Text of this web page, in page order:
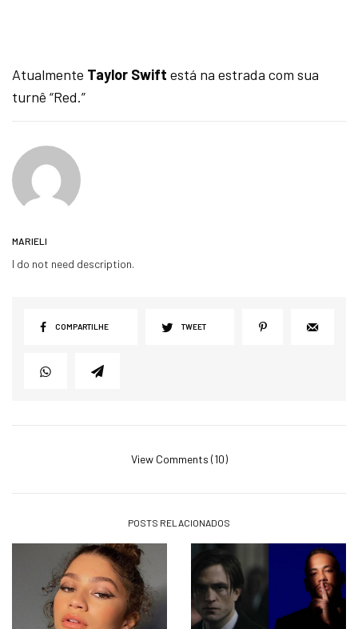
Atualmente Taylor Swift está na estrada com sua
turnê “Red.”
MARIELI
I do not need description.
COMPARTILHE TWEET
View Comments (10)
POSTS RELACIONADOS